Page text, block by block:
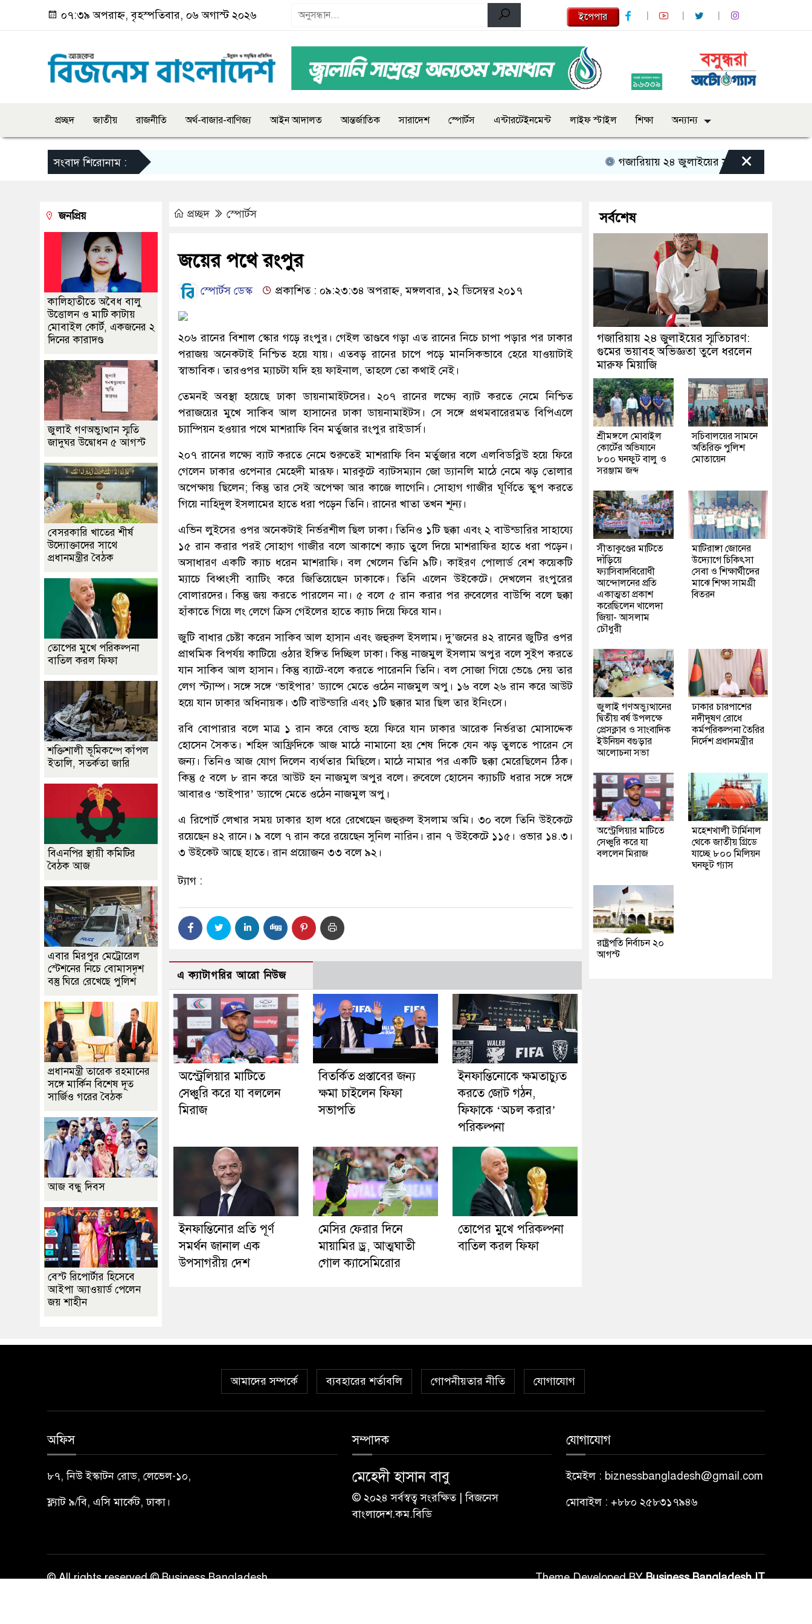
০৭:৩৯ অপরাহ্ন, বৃহস্পতিবার, ০৬ অগাস্ট ২০২৬ ইপেপার
প্রচ্ছদ জাতীয় রাজনীতি অর্থ-বাজার-বাণিজ্য আইন আদালত আন্তর্জাতিক সারাদেশ স্পোর্টস এন্টারটেইনমেন্ট লাইফ স্টাইল শিক্ষা অন্যান্য
সংবাদ শিরোনাম : গজারিয়ায় ২৪ জুলাইয়ের স্মৃতিচারণ: গুমের ভয়াবহ
×
প্রচ্ছদ স্পোর্টস
জয়ের পথে রংপুর
স্পোর্টস ডেস্ক প্রকাশিত : ০৯:২৩:৩৪ অপরাহ্ন, মঙ্গলবার, ১২ ডিসেম্বর ২০১৭
২০৬ রানের বিশাল স্কোর গড়ে রংপুর। গেইল তাণ্ডবে গড়া এত রানের নিচে চাপা পড়ার পর ঢাকার
পরাজয় অনেকটাই নিশ্চিত হয়ে যায়। এতবড় রানের চাপে পড়ে মানসিকভাবে হেরে যাওয়াটাই
স্বাভাবিক। তারওপর ম্যাচটা যদি হয় ফাইনাল, তাহলে তো কথাই নেই।
তেমনই অবস্থা হয়েছে ঢাকা ডায়নামাইটসের। ২০৭ রানের লক্ষ্যে ব্যাট করতে নেমে নিশ্চিত
পরাজয়ের মুখে সাকিব আল হাসানের ঢাকা ডায়নামাইটস। সে সঙ্গে প্রথমবারেরমত বিপিএলে
চ্যাম্পিয়ন হওয়ার পথে মাশরাফি বিন মর্তুজার রংপুর রাইডার্স।
২০৭ রানের লক্ষ্যে ব্যাট করতে নেমে শুরুতেই মাশরাফি বিন মর্তুজার বলে এলবিডব্লিউ হয়ে ফিরে
গেলেন ঢাকার ওপেনার মেহেদী মারূফ। মারকুটে ব্যাটসম্যান জো ড্যানলি মাঠে নেমে ঝড় তোলার
অপেক্ষায় ছিলেন; কিন্তু তার সেই অপেক্ষা আর কাজে লাগেনি। সোহাগ গাজীর ঘূর্ণিতে স্কুপ করতে
গিয়ে নাহিদুল ইসলামের হাতে ধরা পড়েন তিনি। রানের খাতা তখন শূন্য।
এভিন লুইসের ওপর অনেকটাই নির্ভরশীল ছিল ঢাকা। তিনিও ১টি ছক্কা এবং ২ বাউন্ডারির সাহায্যে
১৫ রান করার পরই সোহাগ গাজীর বলে আকাশে ক্যাচ তুলে দিয়ে মাশরাফির হাতে ধরা পড়েন।
অসাধারণ একটি ক্যাচ ধরেন মাশরাফি। বল খেলেন তিনি ৯টি। কাইরণ পোলার্ড বেশ কয়েকটি
ম্যাচে বিধ্বংসী ব্যাটিং করে জিতিয়েছেন ঢাকাকে। তিনি এলেন উইকেটে। দেখলেন রংপুরের
বোলারদের। কিন্তু জয় করতে পারলেন না। ৫ বলে ৫ রান করার পর রুবেলের বাউন্সি বলে ছক্কা
হাঁকাতে গিয়ে লং লেগে ক্রিস গেইলের হাতে ক্যাচ দিয়ে ফিরে যান।
জুটি বাধার চেষ্টা করেন সাকিব আল হাসান এবং জহুরুল ইসলাম। দু’জনের ৪২ রানের জুটির ওপর
প্রাথমিক বিপর্যয় কাটিয়ে ওঠার ইঙ্গিত দিচ্ছিল ঢাকা। কিন্তু নাজমুল ইসলাম অপুর বলে সুইপ করতে
যান সাকিব আল হাসান। কিন্তু ব্যাটে-বলে করতে পারেননি তিনি। বল সোজা গিয়ে ভেঙে দেয় তার
লেগ স্ট্যাম্প। সঙ্গে সঙ্গে ‘ভাইপার’ ড্যান্সে মেতে ওঠেন নাজমুল অপু। ১৬ বলে ২৬ রান করে আউট
হয়ে যান ঢাকার অধিনায়ক। ৩টি বাউন্ডারি এবং ১টি ছক্কার মার ছিল তার ইনিংসে।
রবি বোপারার বলে মাত্র ১ রান করে বোল্ড হয়ে ফিরে যান ঢাকার আরেক নির্ভরতা মোসাদ্দেক
হোসেন সৈকত। শহিদ আফ্রিদিকে আজ মাঠে নামানো হয় শেষ দিকে যেন ঝড় তুলতে পারেন সে
জন্য। তিনিও আজ যোগ দিলেন ব্যর্থতার মিছিলে। মাঠে নামার পর একটি ছক্কা মেরেছিলেন ঠিক।
কিন্তু ৫ বলে ৮ রান করে আউট হন নাজমুল অপুর বলে। রুবেলে হোসেন ক্যাচটি ধরার সঙ্গে সঙ্গে
আবারও ‘ভাইপার’ ড্যান্সে মেতে ওঠেন নাজমুল অপু।
এ রিপোর্ট লেখার সময় ঢাকার হাল ধরে রেখেছেন জহুরুল ইসলাম অমি। ৩০ বলে তিনি উইকেটে
রয়েছেন ৪২ রানে। ৯ বলে ৭ রান করে রয়েছেন সুনিল নারিন। রান ৭ উইকেটে ১১৫। ওভার ১৪.৩।
৩ উইকেট আছে হাতে। রান প্রয়োজন ৩৩ বলে ৯২।
ট্যাগ :
এ ক্যাটাগরির আরো নিউজ
অস্ট্রেলিয়ার মাটিতে
সেঞ্চুরি করে যা বললেন
মিরাজ
বিতর্কিত প্রস্তাবের জন্য
ক্ষমা চাইলেন ফিফা
সভাপতি
ইনফান্তিনোকে ক্ষমতাচ্যুত
করতে জোট গঠন,
ফিফাকে ‘অচল করার’
পরিকল্পনা
ইনফান্তিনোর প্রতি পূর্ণ
সমর্থন জানাল এক
উপসাগরীয় দেশ
মেসির ফেরার দিনে
মায়ামির ড্র, আত্মঘাতী
গোল ক্যাসেমিরোর
তোপের মুখে পরিকল্পনা
বাতিল করল ফিফা
জনপ্রিয়
কালিহাতীতে অবৈধ বালু
উত্তোলন ও মাটি কাটায়
মোবাইল কোর্ট, একজনের ২
দিনের কারাদণ্ড
জুলাই গণঅভ্যুত্থান স্মৃতি
জাদুঘর উদ্বোধন ৫ আগস্ট
বেসরকারি খাতের শীর্ষ
উদ্যোক্তাদের সাথে
প্রধানমন্ত্রীর বৈঠক
তোপের মুখে পরিকল্পনা
বাতিল করল ফিফা
শক্তিশালী ভূমিকম্পে কাঁপল
ইতালি, সতর্কতা জারি
বিএনপির স্থায়ী কমিটির
বৈঠক আজ
এবার মিরপুর মেট্রোরেল
স্টেশনের নিচে বোমাসদৃশ
বস্তু ঘিরে রেখেছে পুলিশ
প্রধানমন্ত্রী তারেক রহমানের
সঙ্গে মার্কিন বিশেষ দূত
সার্জিও গরের বৈঠক
আজ বন্ধু দিবস
বেস্ট রিপোর্টার হিসেবে
আইপা অ্যাওয়ার্ড পেলেন
জয় শাহীন
সর্বশেষ
গজারিয়ায় ২৪ জুলাইয়ের স্মৃতিচারণ:
গুমের ভয়াবহ অভিজ্ঞতা তুলে ধরলেন
মারুফ মিয়াজি
শ্রীমঙ্গলে মোবাইল
কোর্টের অভিযানে
৮০০ ঘনফুট বালু ও
সরঞ্জাম জব্দ
সচিবালয়ের সামনে
অতিরিক্ত পুলিশ
মোতায়েন
সীতাকুণ্ডের মাটিতে
দাঁড়িয়ে
ফ্যাসিবাদবিরোধী
আন্দোলনের প্রতি
একাত্মতা প্রকাশ
করেছিলেন খালেদা
জিয়া- আসলাম
চৌধুরী
মাটিরাঙ্গা জোনের
উদ্যোগে চিকিৎসা
সেবা ও শিক্ষার্থীদের
মাঝে শিক্ষা সামগ্রী
বিতরন
জুলাই গণঅভ্যুত্থানের
দ্বিতীয় বর্ষ উপলক্ষে
প্রেসক্লাব ও সাংবাদিক
ইউনিয়ন বগুড়ার
আলোচনা সভা
ঢাকার চারপাশের
নদীদূষণ রোধে
কর্মপরিকল্পনা তৈরির
নির্দেশ প্রধানমন্ত্রীর
অস্ট্রেলিয়ার মাটিতে
সেঞ্চুরি করে যা
বললেন মিরাজ
মহেশখালী টার্মিনাল
থেকে জাতীয় গ্রিডে
যাচ্ছে ৮০০ মিলিয়ন
ঘনফুট গ্যাস
রাষ্ট্রপতি নির্বাচন ২০
আগস্ট
আমাদের সম্পর্কে ব্যবহারের শর্তাবলি গোপনীয়তার নীতি যোগাযোগ
অফিস
৮৭, নিউ ইস্কাটন রোড, লেভেল-১০,
ফ্ল্যাট ৯/বি, এসি মার্কেট, ঢাকা।
সম্পাদক
মেহেদী হাসান বাবু
© ২০২৪ সর্বস্বত্ব সংরক্ষিত | বিজনেস
বাংলাদেশ.কম.বিডি
যোগাযোগ
ইমেইল : biznessbangladesh@gmail.com
মোবাইল : +৮৮০ ২৫৮৩১৭৯৪৬
© All rights reserved © Business Bangladesh Theme Developed BYBusiness Bangladesh IT